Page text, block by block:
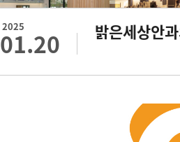
2025
01.20 밝은세상안